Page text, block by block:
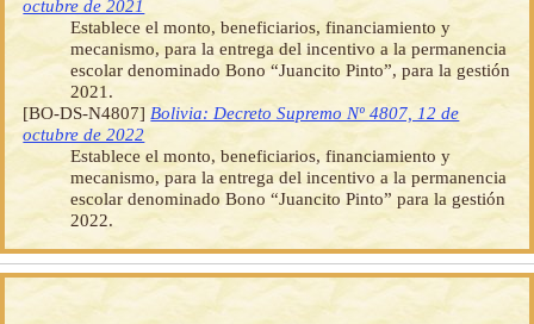
octubre de 2021
Establece el monto, beneficiarios, financiamiento y
mecanismo, para la entrega del incentivo a la permanencia
escolar denominado Bono “Juancito Pinto”, para la gestión
2021.
[BO-DS-N4807] Bolivia: Decreto Supremo Nº 4807, 12 de
octubre de 2022
Establece el monto, beneficiarios, financiamiento y
mecanismo, para la entrega del incentivo a la permanencia
escolar denominado Bono “Juancito Pinto” para la gestión
2022.